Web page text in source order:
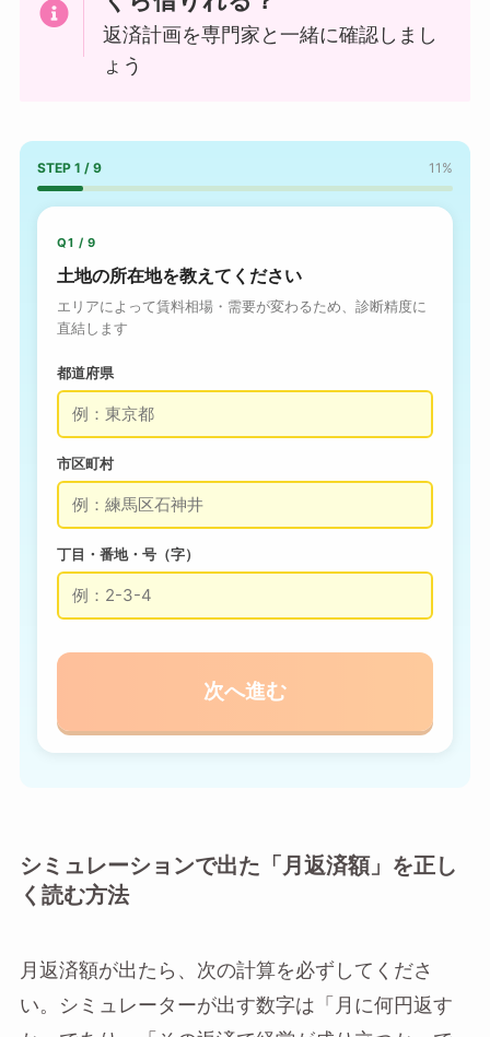
返済計画を専門家と一緒に確認しまし
ょう
STEP 1 / 9 11%
Q1 / 9
土地の所在地を教えてください
エリアによって賃料相場・需要が変わるため、診断精度に
直結します
都道府県
市区町村
丁目・番地・号（字）
次へ進む
シミュレーションで出た「月返済額」を正し
く読む方法
月返済額が出たら、次の計算を必ずしてくださ
い。シミュレーターが出す数字は「月に何円返す